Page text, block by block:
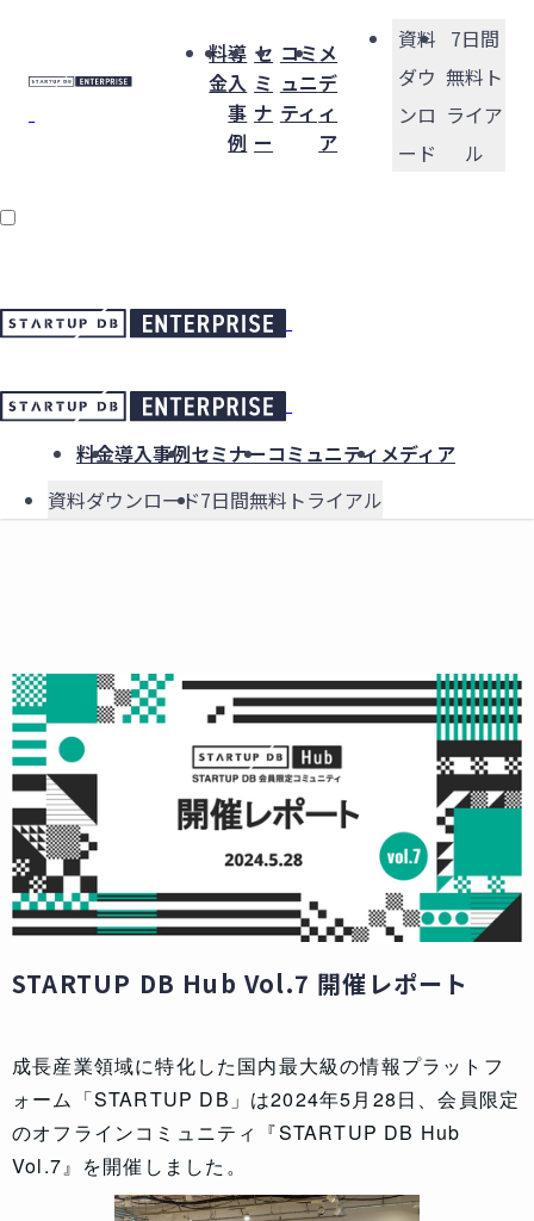
料
金
導
入
事
例
セ
ミ
ナ
ー
コミ
ュニ
ティ
メ
デ
ィ
ア
資料
ダウ
ンロ
ード
7日間
無料ト
ライア
ル
料金導入事例セミナーコミュニティ メディア
資料ダウンロード7日間無料トライアル
STARTUP DB Hub Vol.7 開催レポート
成長産業領域に特化した国内最大級の情報プラットフ
ォーム「STARTUP DB」は2024年5月28日、会員限定
のオフラインコミュニティ『STARTUP DB Hub
Vol.7』を開催しました。